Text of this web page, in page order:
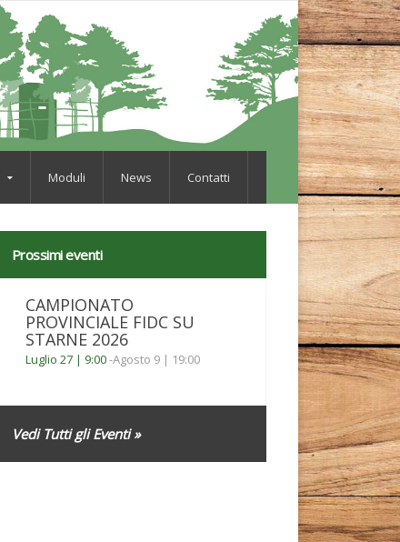
Moduli News Contatti
Prossimi eventi
CAMPIONATO
PROVINCIALE FIDC SU
STARNE 2026
Luglio 27 | 9:00-Agosto 9 | 19:00
Vedi Tutti gli Eventi »